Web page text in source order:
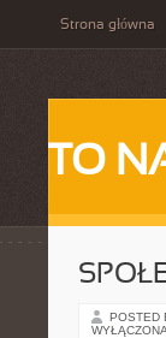
Strona główna
TO
POSTED
WYŁĄCZONA